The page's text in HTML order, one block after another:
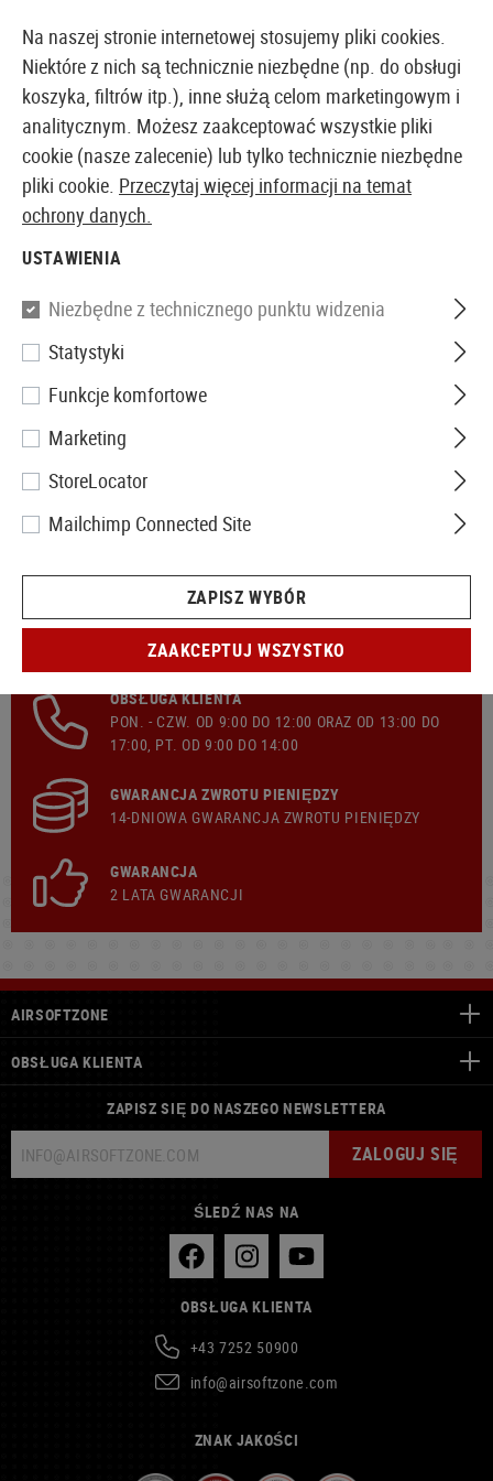
EUROPEJSKI AIRSOFT SKLEP I HURTOWNIA
Strona główna
Nie znaleziono żadnych produktów.
SZYBKA WYSYŁKA
BEZPŁATNIEWYSYŁKAZ KOSZYKA 299,00 €
OBSŁUGA KLIENTA
PON. - CZW. OD 9:00 DO 12:00 ORAZ OD 13:00 DO
17:00, PT. OD 9:00 DO 14:00
GWARANCJA ZWROTU PIENIĘDZY
14-DNIOWA GWARANCJA ZWROTU PIENIĘDZY
GWARANCJA
2 LATA GWARANCJI
AIRSOFTZONE
OBSŁUGA KLIENTA
ZAPISZ SIĘ DO NASZEGO NEWSLETTERA
ZALOGUJ SIĘ
ŚLEDŹ NAS NA
OBSŁUGA KLIENTA
+43 7252 50900
info@airsoftzone.com
ZNAK JAKOŚCI
Na naszej stronie internetowej stosujemy pliki cookies.
Niektóre z nich są technicznie niezbędne (np. do obsługi
koszyka, filtrów itp.), inne służą celom marketingowym i
analitycznym. Możesz zaakceptować wszystkie pliki
cookie (nasze zalecenie) lub tylko technicznie niezbędne
pliki cookie. Przeczytaj więcej informacji na temat
ochrony danych.
USTAWIENIA
Niezbędne z technicznego punktu widzenia
Statystyki
Funkcje komfortowe
Marketing
StoreLocator
Mailchimp Connected Site
ZAPISZ WYBÓR
ZAAKCEPTUJ WSZYSTKO